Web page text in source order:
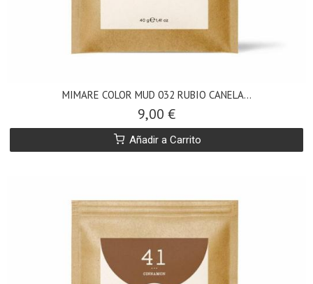
MIMARE COLOR MUD 032 RUBIO CANELA...
9,00 €
Añadir a Carrito